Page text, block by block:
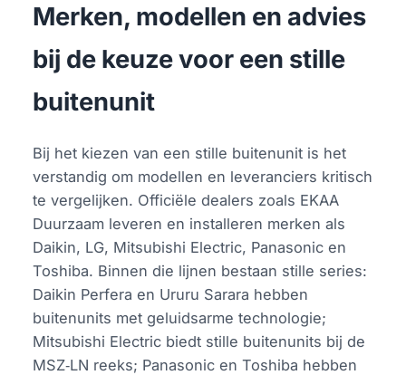
Merken, modellen en advies
bij de keuze voor een stille
buitenunit
Bij het kiezen van een stille buitenunit is het
verstandig om modellen en leveranciers kritisch
te vergelijken. Officiële dealers zoals EKAA
Duurzaam leveren en installeren merken als
Daikin, LG, Mitsubishi Electric, Panasonic en
Toshiba. Binnen die lijnen bestaan stille series:
Daikin Perfera en Ururu Sarara hebben
buitenunits met geluidsarme technologie;
Mitsubishi Electric biedt stille buitenunits bij de
MSZ‑LN reeks; Panasonic en Toshiba hebben